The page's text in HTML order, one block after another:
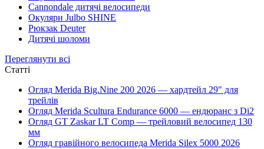
Cannondale дитячі велосипеди
Окуляри Julbo SHINE
Рюкзак Deuter
Дитячі шоломи
Переглянути всі
Статті
Огляд Merida Big.Nine 200 2026 — хардтейл 29" для
трейлів
Огляд Merida Scultura Endurance 6000 — ендюранс з Di2
Огляд GT Zaskar LT Comp — трейловий велосипед 130
мм
Огляд гравійного велосипеда Merida Silex 5000 2026